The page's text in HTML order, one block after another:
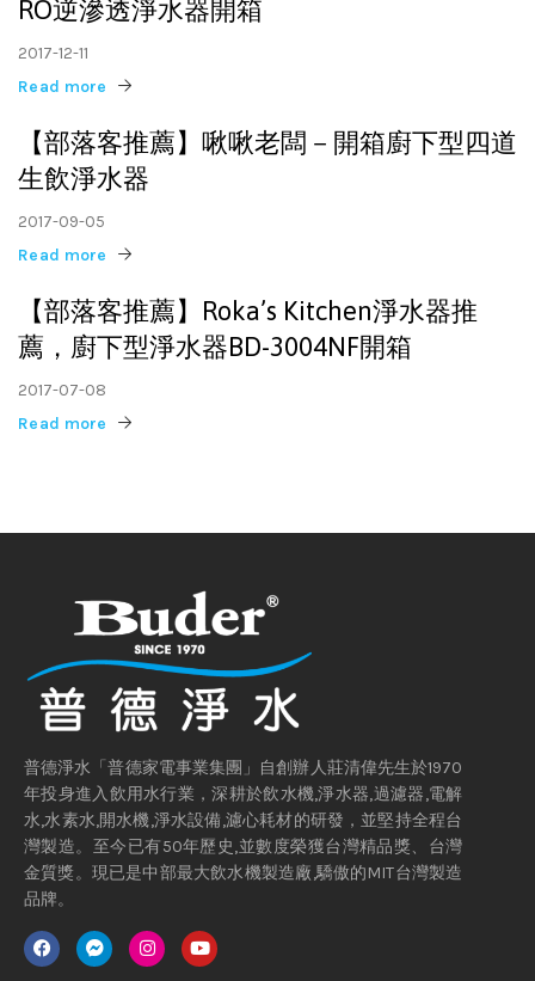
RO逆滲透淨水器開箱
2017-12-11
Read more
【部落客推薦】啾啾老闆－開箱廚下型四道
生飲淨水器
2017-09-05
Read more
【部落客推薦】Roka’s Kitchen淨水器推
薦，廚下型淨水器BD-3004NF開箱
2017-07-08
Read more
普德淨水「普德家電事業集團」自創辦人莊清偉先生於1970
年投身進入飲用水行業，深耕於飲水機,淨水器,過濾器,電解
水,水素水,開水機,淨水設備,濾心耗材的研發，並堅持全程台
灣製造。至今已有50年歷史,並數度榮獲台灣精品獎、台灣
金質獎。現已是中部最大飲水機製造廠,驕傲的MIT台灣製造
品牌。